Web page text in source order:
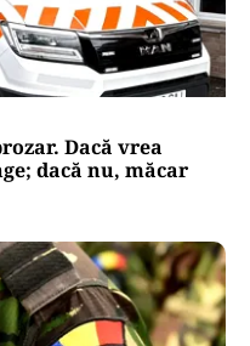
Dacă vrea
dacă nu, măcar